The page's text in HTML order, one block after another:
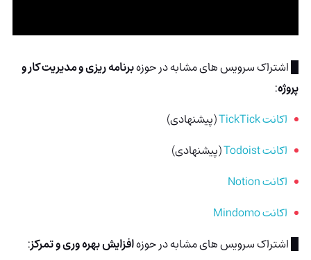
█ اشتراک سرویس های مشابه در حوزهبرنامه ریزی و مدیریت کار و
پروژه:
اکانت TickTick
(پیشنهادی)
اکانت Todoist
(پیشنهادی)
اکانت Notion
اکانت Mindomo
█ اشتراک سرویس های مشابه در حوزهافزایش بهره وری و تمرکز: